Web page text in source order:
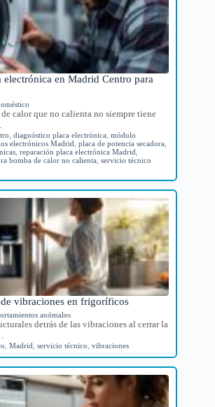
electrónica en Madrid Centro para
calor que no calienta no siempre tiene
diagnóstico placa electrónica módulo
electrónicos Madrid placa de potencia secadora
reparación placa electrónica Madrid
bomba de calor no calienta servicio técnico
de vibraciones en frigoríficos
anómalos
detrás de las vibraciones al cerrar la
Madrid servicio técnico vibraciones